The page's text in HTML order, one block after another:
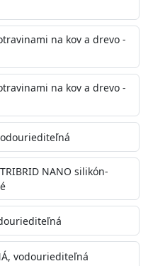
Vitex Primer 100% a
medzi 5°C až
na kov a drevo -
na kov a drevo -
NANO silikón-
vodouriediteľná